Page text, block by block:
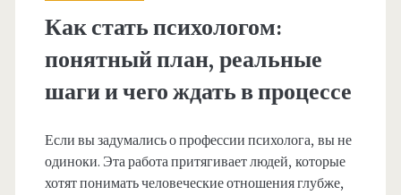
Как стать психологом:
понятный план, реальные
шаги и чего ждать в процессе
Если вы задумались о профессии психолога, вы не
одиноки. Эта работа притягивает людей, которые
хотят понимать человеческие отношения глубже,